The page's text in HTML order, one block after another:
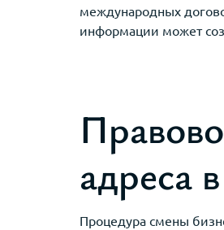
международных
информации может
адреса
Процедура смены